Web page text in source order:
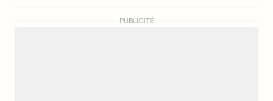
PUBLICITÉ